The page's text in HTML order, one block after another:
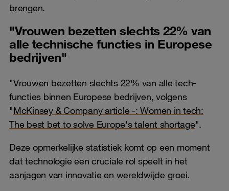
brengen.
"Vrouwen bezetten slechts 22% van
alle technische functies in Europese
bedrijven"
"Vrouwen bezetten slechts 22% van alle tech-
functies binnen Europese bedrijven, volgens
"McKinsey & Company article -: Women in tech:
The best bet to solve Europe's talent shortage".
Deze opmerkelijke statistiek komt op een moment
dat technologie een cruciale rol speelt in het
aanjagen van innovatie en wereldwijde groei.